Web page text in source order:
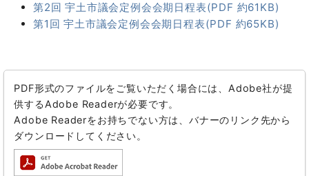
第2回 宇土市議会定例会会期日程表(PDF 約61KB)
第1回 宇土市議会定例会会期日程表(PDF 約65KB)
PDF形式のファイルをご覧いただく場合には、Adobe社が提
供するAdobe Readerが必要です。
Adobe Readerをお持ちでない方は、バナーのリンク先から
ダウンロードしてください。